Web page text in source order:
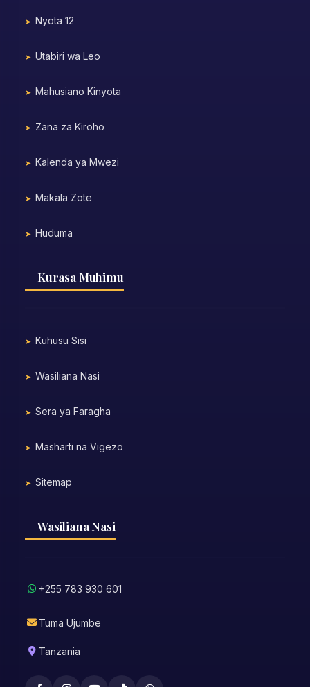
Nyota 12
Utabiri wa Leo
Mahusiano Kinyota
Zana za Kiroho
Kalenda ya Mwezi
Makala Zote
Huduma
Kurasa Muhimu
Kuhusu Sisi
Wasiliana Nasi
Sera ya Faragha
Masharti na Vigezo
Sitemap
Wasiliana Nasi
+255 783 930 601
Tuma Ujumbe
Tanzania